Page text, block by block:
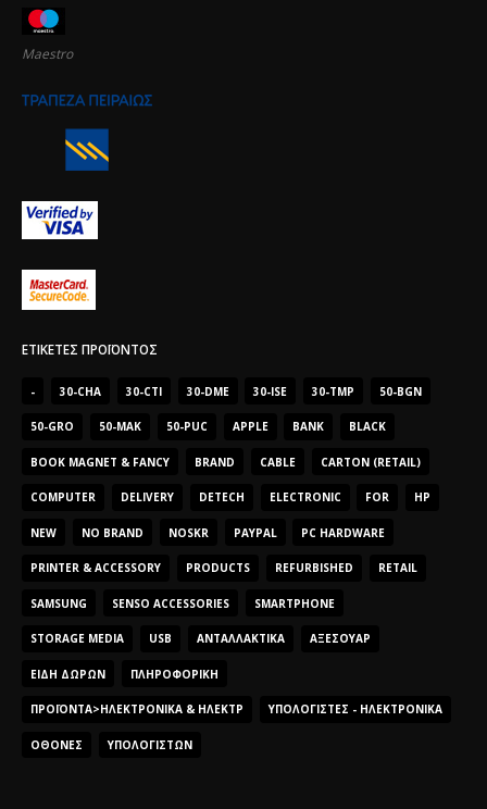
Maestro
ΕΤΙΚΈΤΕΣ ΠΡΟΪΌΝΤΟΣ
- 30-CHA 30-CTI 30-DME 30-ISE 30-TMP 50-BGN
50-GRO 50-MAK 50-PUC APPLE BANK BLACK
BOOK MAGNET & FANCY BRAND CABLE CARTON (RETAIL)
COMPUTER DELIVERY DETECH ELECTRONIC FOR HP
NEW NO BRAND NOSKR PAYPAL PC HARDWARE
PRINTER & ACCESSORY PRODUCTS REFURBISHED RETAIL
SAMSUNG SENSO ACCESSORIES SMARTPHONE
STORAGE MEDIA USB ΑΝΤΑΛΛΑΚΤΙΚΆ ΑΞΕΣΟΥΆΡ
ΕΊΔΗ ΔΏΡΩΝ ΠΛΗΡΟΦΟΡΙΚΉ
ΠΡΟΪΌΝΤΑ>ΗΛΕΚΤΡΟΝΙΚΆ & ΗΛΕΚΤΡ ΥΠΟΛΟΓΙΣΤΈΣ - ΗΛΕΚΤΡΟΝΙΚΆ
ΟΘΌΝΕΣ ΥΠΟΛΟΓΙΣΤΏΝ